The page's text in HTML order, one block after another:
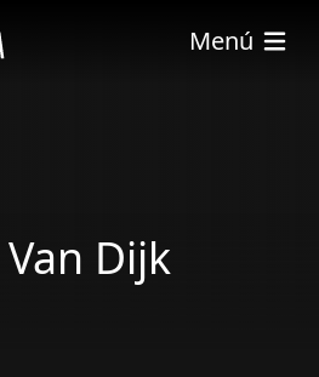
Menú
Van Dijk